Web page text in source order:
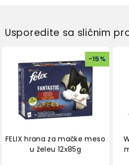
Usporedite sa sličnim
-15%
FELIX hrana za mačke meso
u želeu 12x85g